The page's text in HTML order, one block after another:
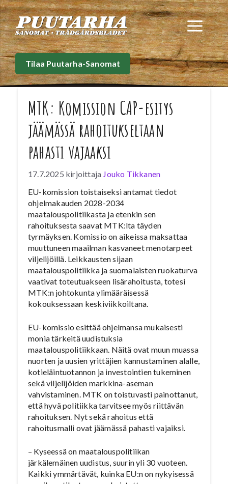
Siirry
sisältöön
Tilaa Puutarha-Sanomat
MTK: Komission CAP-esitys
jäämässä rahoitukseltaan
pahasti vajaaksi
17.7.2025 kirjoittaja Jouko Tikkanen
EU-komission toistaiseksi antamat tiedot
ohjelmakauden 2028-2034
maatalouspolitiikasta ja etenkin sen
rahoituksesta saavat MTK:lta täyden
tyrmäyksen. Komissio on aikeissa maksattaa
muuttuneen maailman kasvaneet menotarpeet
viljelijöillä. Leikkausten sijaan
maatalouspolitiikka ja suomalaisten ruokaturva
vaativat toteutuakseen lisärahoitusta, totesi
MTK:n johtokunta ylimääräisessä
kokouksessaan keskiviikkoiltana.
EU-komissio esittää ohjelmansa mukaisesti
monia tärkeitä uudistuksia
maatalouspolitiikkaan. Näitä ovat muun muassa
nuorten ja uusien yrittäjien kannustaminen alalle,
kotieläintuotannon ja investointien tukeminen
sekä viljelijöiden markkina-aseman
vahvistaminen. MTK on toistuvasti painottanut,
että hyvä politiikka tarvitsee myös riittävän
rahoituksen. Nyt sekä rahoitus että
rahoitusmalli ovat jäämässä pahasti vajaiksi.
– Kyseessä on maatalouspolitiikan
järkälemäinen uudistus, suurin yli 30 vuoteen.
Kaikki ymmärtävät, kuinka EU:n on nykyisessä